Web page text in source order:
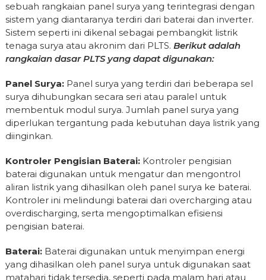
sebuah rangkaian panel surya yang terintegrasi dengan
sistem yang diantaranya terdiri dari baterai dan inverter.
Sistem seperti ini dikenal sebagai pembangkit listrik
tenaga surya atau akronim dari PLTS. Berikut adalah
rangkaian dasar PLTS yang dapat digunakan:
Panel Surya:Panel surya yang terdiri dari beberapa sel
surya dihubungkan secara seri atau paralel untuk
membentuk modul surya. Jumlah panel surya yang
diperlukan tergantung pada kebutuhan daya listrik yang
diinginkan.
Kontroler Pengisian Baterai:Kontroler pengisian
baterai digunakan untuk mengatur dan mengontrol
aliran listrik yang dihasilkan oleh panel surya ke baterai.
Kontroler ini melindungi baterai dari overcharging atau
overdischarging, serta mengoptimalkan efisiensi
pengisian baterai.
Baterai:Baterai digunakan untuk menyimpan energi
yang dihasilkan oleh panel surya untuk digunakan saat
matahari tidak tersedia, seperti pada malam hari atau